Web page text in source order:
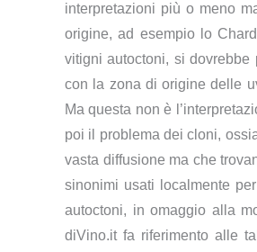
interpretazioni più o meno
origine, ad esempio lo
vitigni autoctoni, si
con la zona di origine delle
Ma questa non è
poi il problema dei cloni,
vasta diffusione ma che
sinonimi usati localmente
autoctoni, in omaggio alla
diVino.it fa riferimento alle